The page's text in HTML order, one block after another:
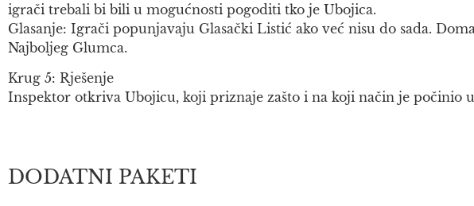
igrači trebali bi bili u mogućnosti pogoditi tko je Ubojica.
Glasanje: Igrači popunjavaju Glasački Listić ako već nisu do sada.
Najboljeg Glumca.
Krug 5: Rješenje
Inspektor otkriva Ubojicu, koji priznaje zašto i na koji način je počinio
DODATNI PAKETI